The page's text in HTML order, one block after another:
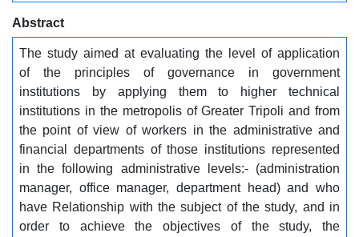
Abstract
The study aimed at evaluating the level of application
of the principles of governance in government
institutions by applying them to higher technical
institutions in the metropolis of Greater Tripoli and from
the point of view of workers in the administrative and
financial departments of those institutions represented
in the following administrative levels:- (administration
manager, office manager, department head) and who
have Relationship with the subject of the study, and in
order to achieve the objectives of the study, the